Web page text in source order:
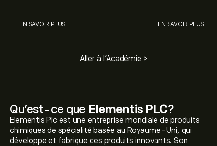
Qu’est-ce que Elementis PLC?
Elementis Plc est une entreprise mondiale de produits
chimiques de spécialité basée au Royaume-Uni, qui
développe et fabrique des produits innovants. Son
EN SAVOIR PLUS EN SAVOIR PLUS
Aller à l'Académie >